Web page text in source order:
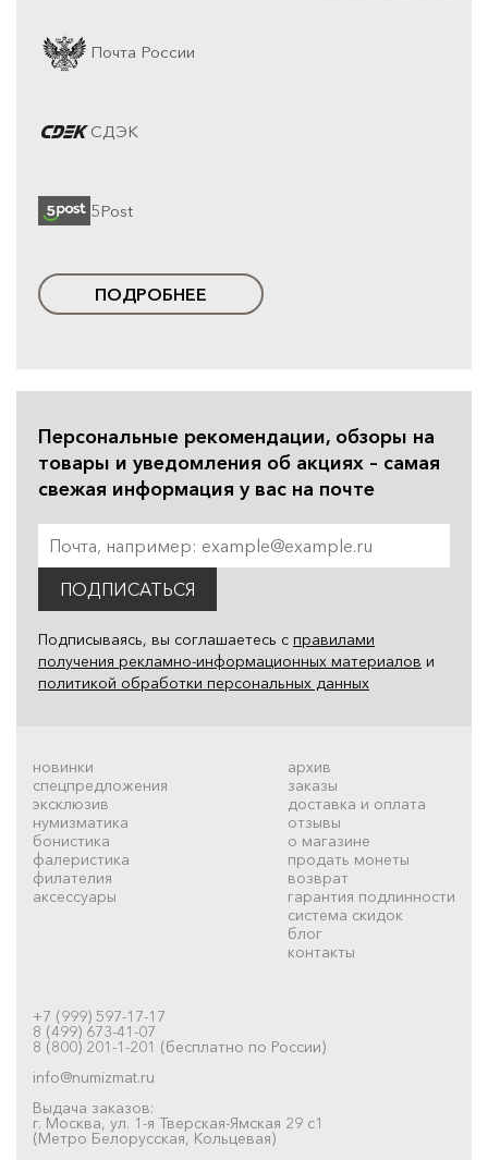
Почта России
СДЭК
5Post
ПОДРОБНЕЕ
Персональные рекомендации, обзоры на
товары и уведомления об акциях – самая
свежая информация у вас на почте
ПОДПИСАТЬСЯ
Подписываясь, вы соглашаетесь с правилами
получения рекламно-информационных материалов и
политикой обработки персональных данных
новинки
спецпредложения
эксклюзив
нумизматика
бонистика
фалеристика
филателия
аксессуары
архив
заказы
доставка и оплата
отзывы
о магазине
продать монеты
возврат
гарантия подлинности
система скидок
блог
контакты
+7 (999) 597-17-17
8 (499) 673-41-07
8 (800) 201-1-201 (бесплатно по России)
info@numizmat.ru
Выдача заказов:
г. Москва, ул. 1-я Тверская-Ямская 29 с1
(Метро Белорусская, Кольцевая)